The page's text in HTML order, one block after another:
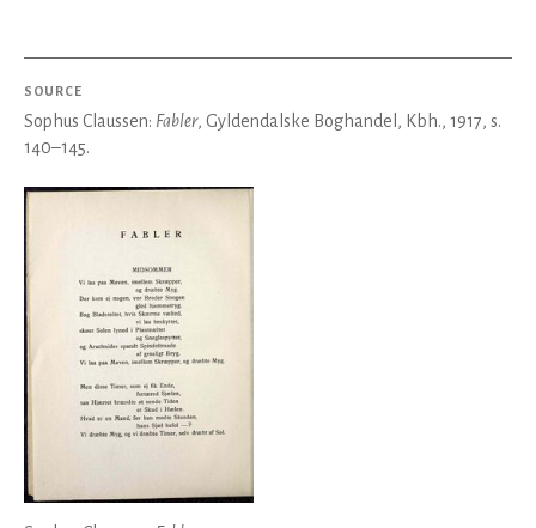
SOURCE
Sophus Claussen: Fabler, Gyldendalske Boghandel, Kbh., 1917, s.
140–145.